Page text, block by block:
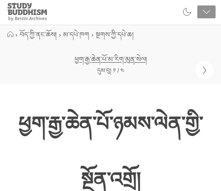
Close
Study
Buddhism
Home
› བོད་ཀྱི་ནང་ཆོས། › མ་དཔེ་ཁག › སྔགས་ཀྱི་དཔེ་ཆ།
ཕྱག་རྒྱ་ཆེན་པོ་མ་རིག་མུན་སེལ།
དུམ་བུ། ༡ / ༤
ཕྱག་རྒྱ་ཆེན་པོ་ཉམས་ལེན་གྱི་
སྔོན་འགྲོ།